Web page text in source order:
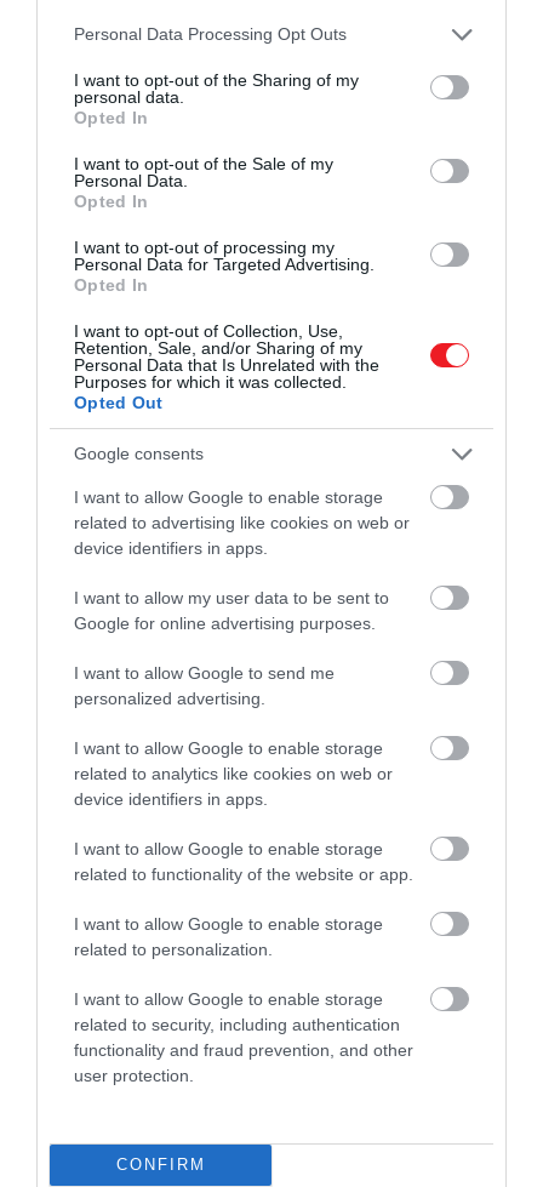
Please note that this website/app uses one or more Google
not limited to your visit or usage behaviour. You may click to
grant or deny consent to Google and its third-party tags to
use your data for below specified purposes in below Google
consent section.
Personal Data Processing Opt Outs
I want to opt-out of the Sharing of my
personal data.
Opted In
I want to opt-out of the Sale of my
Personal Data.
Opted In
I want to opt-out of processing my
Personal Data for Targeted Advertising.
Opted In
I want to opt-out of Collection, Use,
Retention, Sale, and/or Sharing of my
Personal Data that Is Unrelated with the
Purposes for which it was collected.
Opted Out
Google consents
I want to allow Google to enable storage
related to advertising like cookies on web or
device identifiers in apps.
I want to allow my user data to be sent to
Google for online advertising purposes.
I want to allow Google to send me
personalized advertising.
I want to allow Google to enable storage
related to analytics like cookies on web or
device identifiers in apps.
I want to allow Google to enable storage
related to functionality of the website or app.
I want to allow Google to enable storage
related to personalization.
I want to allow Google to enable storage
related to security, including authentication
functionality and fraud prevention, and other
user protection.
CONFIRM
A nézőket, akik nem ismerték a könyveket, teljesen
sokkolta a fordulat, hiszen Ned karaktere egészen
a klasszikus főhős szerepét töltötte be.
A halála azonban megalapozta a sorozat
kiszámíthatatlanságát, a széria pedig világsiker lett,
Az idegtépő széria harmadik évadában a sorozat egyik
drogbirodalmat üzletszerűen vezető figura meghal
rosszul sikerült akció során. Bár karaktere népszerű
a történet nem torpant meg: a
építkezést, és minden évadban más társadalmi
– rendőrség, politika, oktatás, média – került